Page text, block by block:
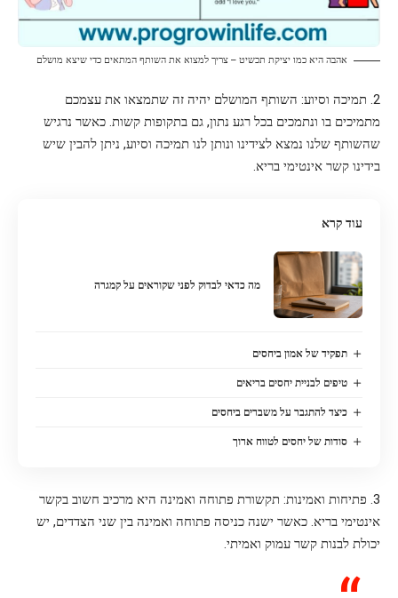
אהבה היא כמו יציקת תכשיט – צריך למצוא את השותף המתאים כדי שיצא מושלם
2. תמיכה וסיוע: השותף המושלם יהיה זה שתמצאו את עצמכם
מתמיכים בו ונתמכים בכל רגע נתון, גם בתקופות קשות. כאשר נרגיש
שהשותף שלנו נמצא לצידינו ונותן לנו תמיכה וסיוע, ניתן להבין שיש
בידינו קשר אינטימי בריא.
עוד קרא
מה כדאי לבדוק לפני שקוראים על קמגרה
תפקיד של אמון ביחסים
טיפים לבניית יחסים בריאים
כיצד להתגבר על משברים ביחסים
סודות של יחסים לטווח ארוך
3. פתיחות ואמינות: תקשורת פתוחה ואמינה היא מרכיב חשוב בקשר
אינטימי בריא. כאשר ישנה כניסה פתוחה ואמינה בין שני הצדדים, יש
יכולת לבנות קשר עמוק ואמיתי.